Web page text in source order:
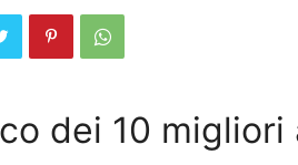
dei 10